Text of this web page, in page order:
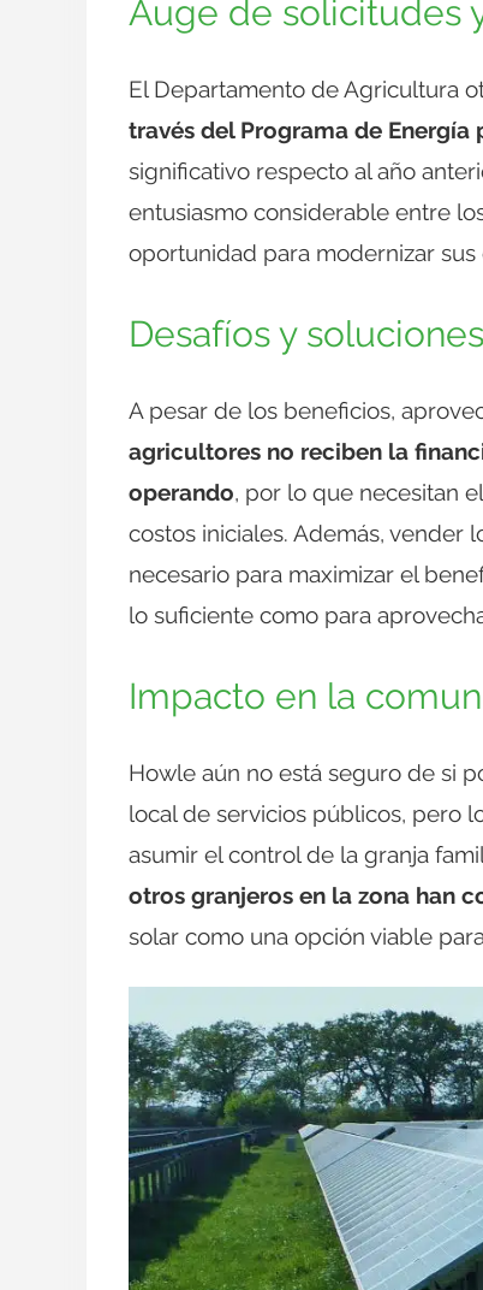
Auge de solicitudes
El Departamento de Agricultura
través del Programa de Energía
significativo respecto al año
entusiasmo considerable entre
oportunidad para modernizar
Desafíos y
A pesar de los beneficios,
agricultores no reciben la
operando, por lo que necesitan
costos iniciales. Además, vender
necesario para maximizar el
lo suficiente como para
Impacto en la
Howle aún no está seguro de si
local de servicios públicos, pero
asumir el control de la granja
otros granjeros en la zona han
solar como una opción viable